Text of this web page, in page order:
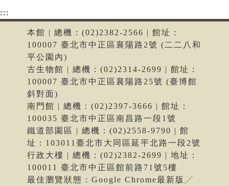
:::
本館 | 總機：(02)2382-2566 | 館址：
100007 臺北市中正區襄陽路2號 (二二八和
平公園內)
古生物館 | 總機：(02)2314-2699 | 館址：
100007 臺北市中正區襄陽路25號 (臺博館
斜對面)
南門館 | 總機：(02)2397-3666 | 館址：
100035 臺北市中正區南昌路一段1號
鐵道部園區 | 總機：(02)2558-9790 | 館
址：103011臺北市大同區延平北路一段2號
行政大樓 | 總機：(02)2382-2699 | 地址：
100011 臺北市中正區館前路71號5樓
最佳瀏覽狀態：Google Chrome最新版╱